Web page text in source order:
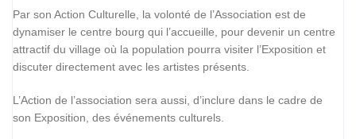
Par son Action Culturelle, la volonté de l’Association est de
dynamiser le centre bourg qui l’accueille, pour devenir un centre
attractif du village où la population pourra visiter l’Exposition et
discuter directement avec les artistes présents.
L’Action de l’association sera aussi, d’inclure dans le cadre de
son Exposition, des événements culturels.